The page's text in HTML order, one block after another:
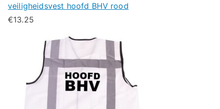
veiligheidsvest hoofd BHV rood
€13.25